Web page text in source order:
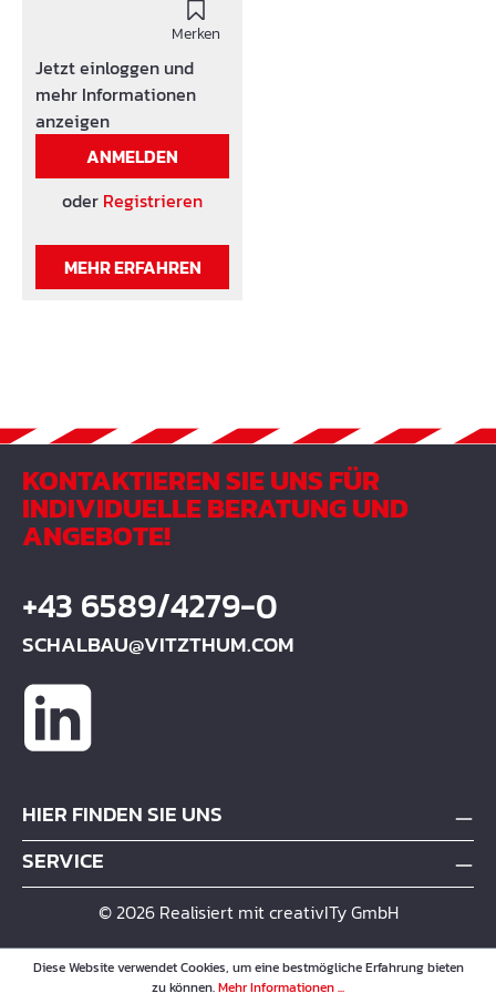
Mauersperrbahn schützt
das Mauerwerk vor
aufsteigender
Feuchtigkeit.
Merken
Jetzt einloggen und
mehr Informationen
anzeigen
ANMELDEN
oder Registrieren
MEHR ERFAHREN
KONTAKTIEREN SIE UNS FÜR
INDIVIDUELLE BERATUNG UND
ANGEBOTE!
+43 6589/4279-0
SCHALBAU@VITZTHUM.COM
HIER FINDEN SIE UNS
SERVICE
© 2026 Realisiert mit creativITy GmbH
Diese Website verwendet Cookies, um eine bestmögliche Erfahrung bieten
zu können.Mehr Informationen ...